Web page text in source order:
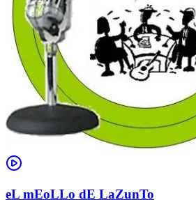
eL mEoLLo dE LaZunTo